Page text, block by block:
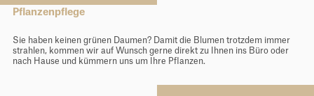
Pflanzenpflege
Sie haben keinen grünen Daumen? Damit die Blumen trotzdem immer
strahlen, kommen wir auf Wunsch gerne direkt zu Ihnen ins Büro oder
nach Hause und kümmern uns um Ihre Pflanzen.